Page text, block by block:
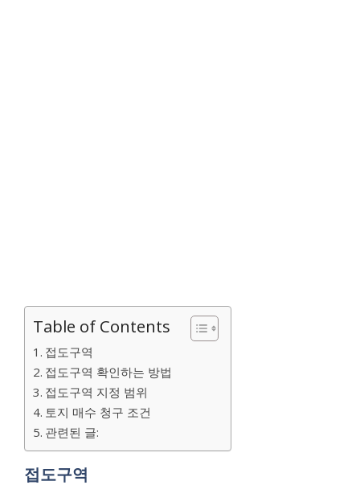
Table of Contents
접도구역
접도구역 확인하는 방법
접도구역 지정 범위
토지 매수 청구 조건
관련된 글:
접도구역